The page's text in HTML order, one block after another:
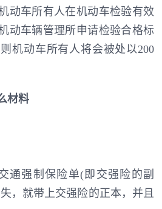
动车所有人在机动车检验有效
动车辆管理所申请检验合格标
机动车所有人将会被处以200
材料
通强制保险单(即交强险的副
，就带上交强险的正本，并且